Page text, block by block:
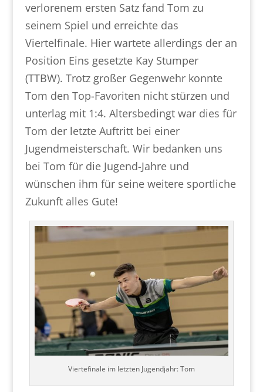
verlorenem ersten Satz fand Tom zu
seinem Spiel und erreichte das
Viertelfinale. Hier wartete allerdings der an
Position Eins gesetzte Kay Stumper
(TTBW). Trotz großer Gegenwehr konnte
Tom den Top-Favoriten nicht stürzen und
unterlag mit 1:4. Altersbedingt war dies für
Tom der letzte Auftritt bei einer
Jugendmeisterschaft. Wir bedanken uns
bei Tom für die Jugend-Jahre und
wünschen ihm für seine weitere sportliche
Zukunft alles Gute!
Viertefinale im letzten Jugendjahr: Tom